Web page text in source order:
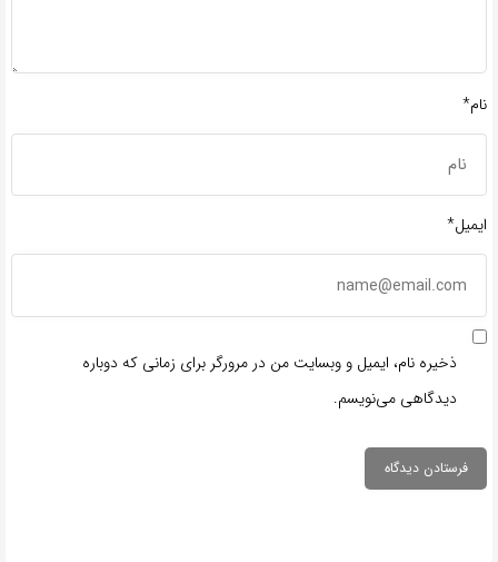
نام*
ایمیل*
ذخیره نام، ایمیل و وبسایت من در مرورگر برای زمانی که دوباره
دیدگاهی می‌نویسم.